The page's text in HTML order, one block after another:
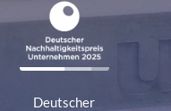
Deutscher